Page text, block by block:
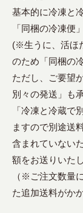
基本的に冷凍と
「同梱の冷凍便
(※生うに、活ほ
のため「同梱の
ただし、ご要望
別々の発送」も
「冷凍と冷蔵で
ますので別途送
含まれていない
額をお送りいた
（※ご注文数量
た追加送料がか